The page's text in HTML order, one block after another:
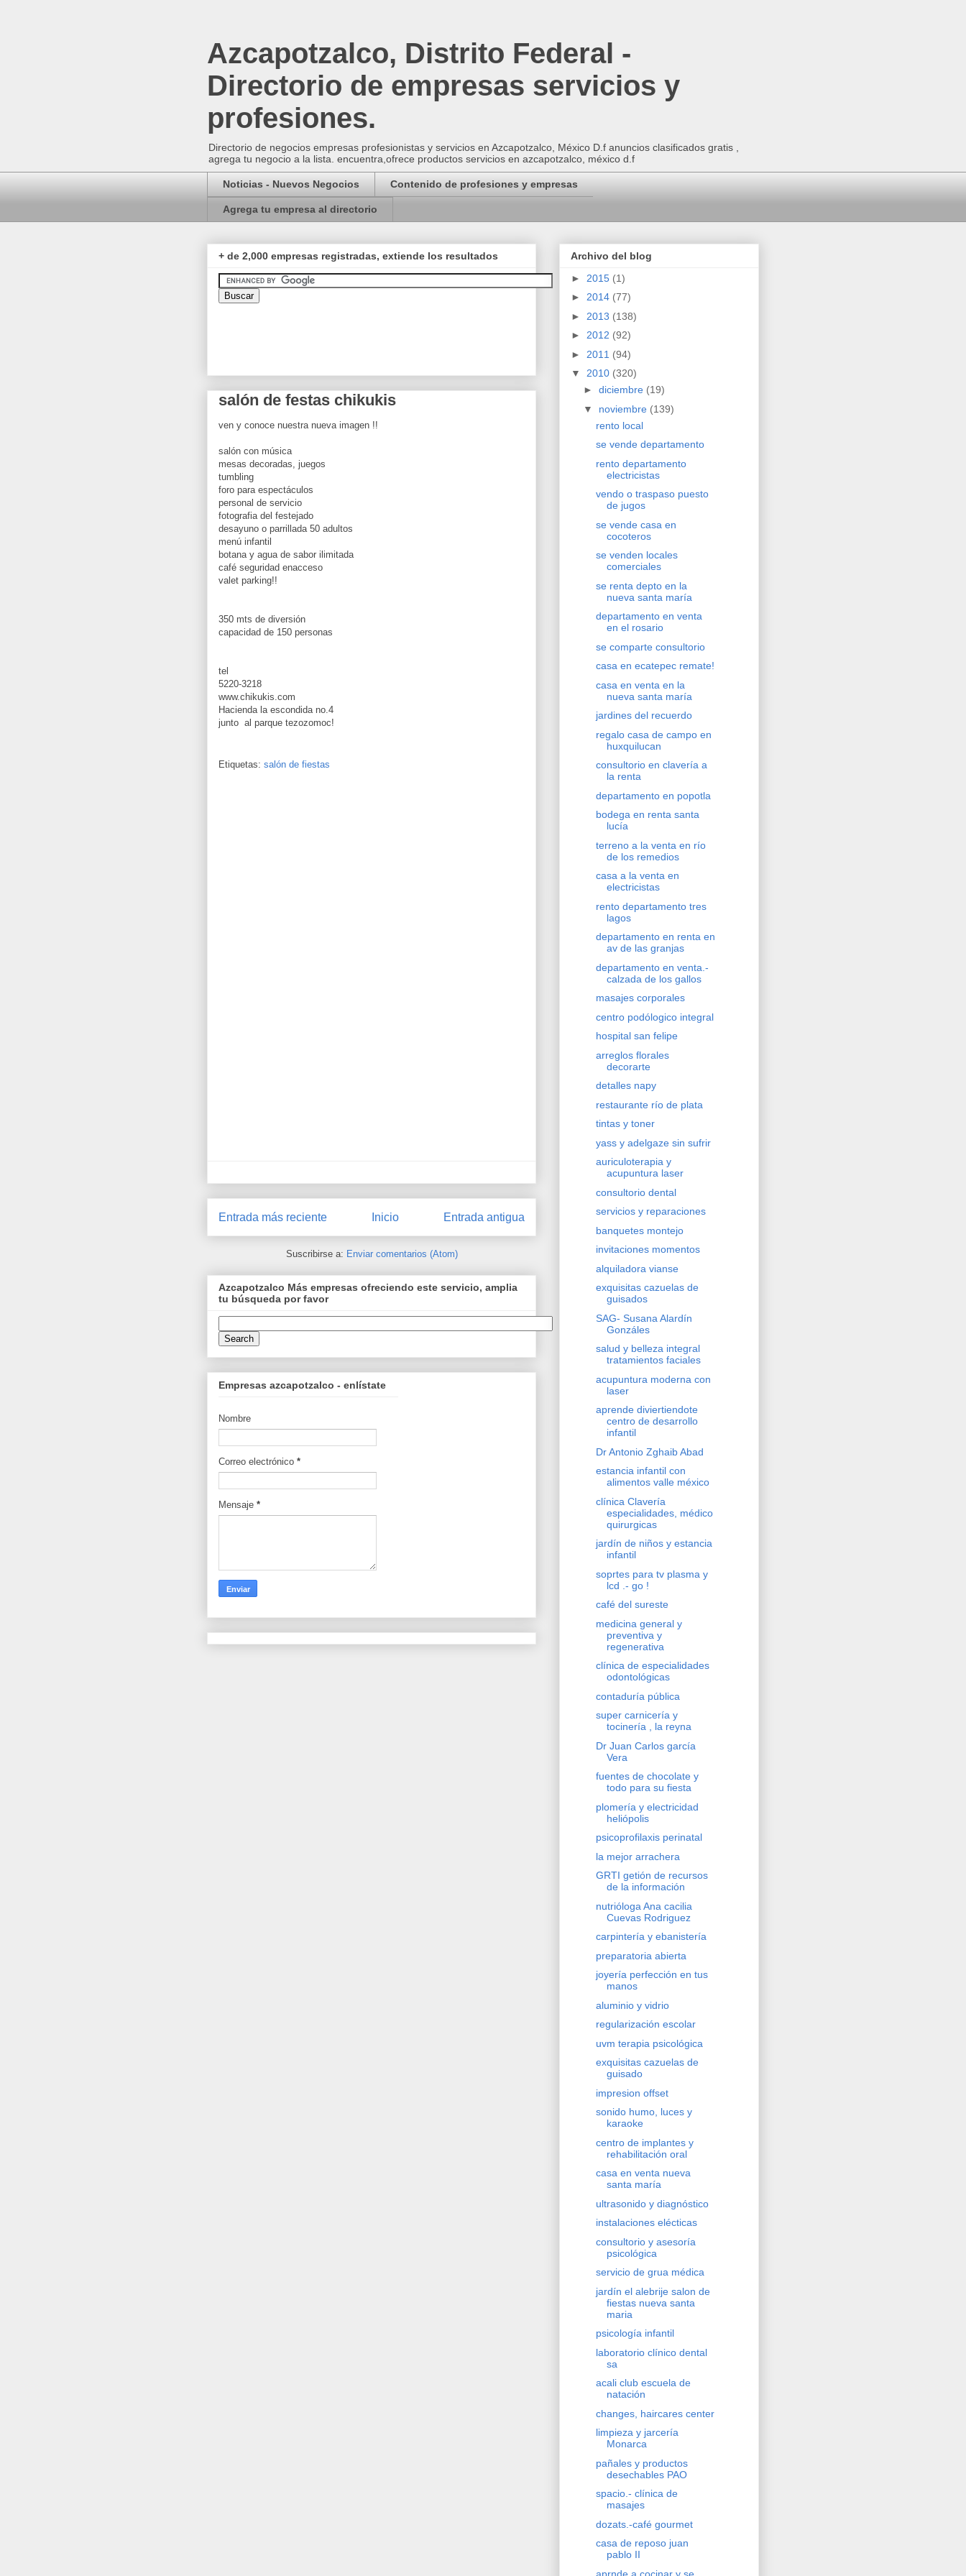
Azcapotzalco, Distrito Federal -
Directorio de empresas servicios y
profesiones.
Directorio de negocios empresas profesionistas y servicios en Azcapotzalco, México D.f anuncios clasificados gratis ,
agrega tu negocio a la lista. encuentra,ofrece productos servicios en azcapotzalco, méxico d.f
Noticias - Nuevos Negocios Contenido de profesiones y empresas
Agrega tu empresa al directorio
+ de 2,000 empresas registradas, extiende los resultados
salón de festas chikukis
ven y conoce nuestra nueva imagen !!
salón con música
mesas decoradas, juegos
tumbling
foro para espectáculos
personal de servicio
fotografia del festejado
desayuno o parrillada 50 adultos
menú infantil
botana y agua de sabor ilimitada
café seguridad enacceso
valet parking!!
350 mts de diversión
capacidad de 150 personas
tel
5220-3218
www.chikukis.com
Hacienda la escondida no.4
junto al parque tezozomoc!
Etiquetas: salón de fiestas
Entrada más reciente Entrada antigua
Inicio
Suscribirse a: Enviar comentarios (Atom)
Azcapotzalco Más empresas ofreciendo este servicio, amplia
tu búsqueda por favor
Empresas azcapotzalco - enlístate
Nombre
Correo electrónico *
Mensaje *
Archivo del blog
► 2015 (1)
► 2014 (77)
► 2013 (138)
► 2012 (92)
► 2011 (94)
▼ 2010 (320)
► diciembre (19)
▼ noviembre (139)
rento local
se vende departamento
rento departamento
electricistas
vendo o traspaso puesto
de jugos
se vende casa en
cocoteros
se venden locales
comerciales
se renta depto en la
nueva santa maría
departamento en venta
en el rosario
se comparte consultorio
casa en ecatepec remate!
casa en venta en la
nueva santa maría
jardines del recuerdo
regalo casa de campo en
huxquilucan
consultorio en clavería a
la renta
departamento en popotla
bodega en renta santa
lucía
terreno a la venta en río
de los remedios
casa a la venta en
electricistas
rento departamento tres
lagos
departamento en renta en
av de las granjas
departamento en venta.-
calzada de los gallos
masajes corporales
centro podólogico integral
hospital san felipe
arreglos florales
decorarte
detalles napy
restaurante río de plata
tintas y toner
yass y adelgaze sin sufrir
auriculoterapia y
acupuntura laser
consultorio dental
servicios y reparaciones
banquetes montejo
invitaciones momentos
alquiladora vianse
exquisitas cazuelas de
guisados
SAG- Susana Alardín
Gonzáles
salud y belleza integral
tratamientos faciales
acupuntura moderna con
laser
aprende diviertiendote
centro de desarrollo
infantil
Dr Antonio Zghaib Abad
estancia infantil con
alimentos valle méxico
clínica Clavería
especialidades, médico
quirurgicas
jardín de niños y estancia
infantil
soprtes para tv plasma y
lcd .- go !
café del sureste
medicina general y
preventiva y
regenerativa
clínica de especialidades
odontológicas
contaduría pública
super carnicería y
tocinería , la reyna
Dr Juan Carlos garcía
Vera
fuentes de chocolate y
todo para su fiesta
plomería y electricidad
heliópolis
psicoprofilaxis perinatal
la mejor arrachera
GRTI getión de recursos
de la información
nutrióloga Ana cacilia
Cuevas Rodriguez
carpintería y ebanistería
preparatoria abierta
joyería perfección en tus
manos
aluminio y vidrio
regularización escolar
uvm terapia psicológica
exquisitas cazuelas de
guisado
impresion offset
sonido humo, luces y
karaoke
centro de implantes y
rehabilitación oral
casa en venta nueva
santa maría
ultrasonido y diagnóstico
instalaciones elécticas
consultorio y asesoría
psicológica
servicio de grua médica
jardín el alebrije salon de
fiestas nueva santa
maria
psicología infantil
laboratorio clínico dental
sa
acali club escuela de
natación
changes, haircares center
limpieza y jarcería
Monarca
pañales y productos
desechables PAO
spacio.- clínica de
masajes
dozats.-café gourmet
casa de reposo juan
pablo II